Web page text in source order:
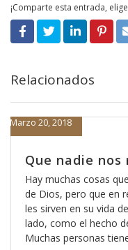
¡Comparte esta entrada,
Relacionados
Que nadie
Marzo 20, 2018
Hay muchas cosas
de Dios, pero que en
les sirven en su vida
lado, como el hecho
Muchas personas